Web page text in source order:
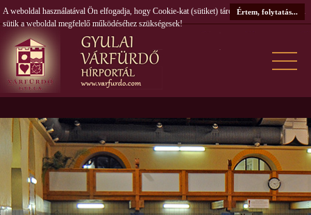
A weboldal használatával Ön elfogadja, hogy Cookie-kat (sütiket) tároljunk számítógépén. A
sütik a weboldal megfelelő működéséhez szükségesek!
Értem, folytatás...